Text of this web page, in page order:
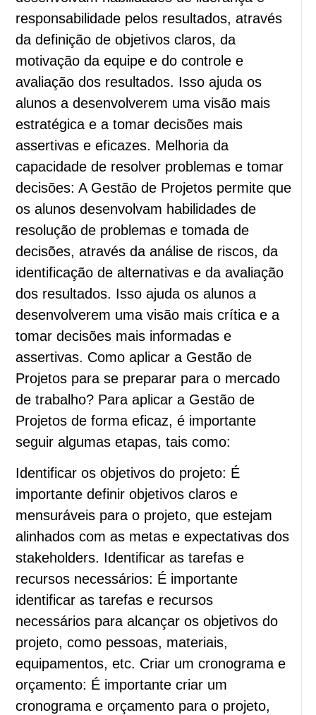
responsabilidade pelos resultados, através
da definição de objetivos claros, da
motivação da equipe e do controle e
avaliação dos resultados. Isso ajuda os
alunos a desenvolverem uma visão mais
estratégica e a tomar decisões mais
assertivas e eficazes. Melhoria da
capacidade de resolver problemas e tomar
decisões: A Gestão de Projetos permite que
os alunos desenvolvam habilidades de
resolução de problemas e tomada de
decisões, através da análise de riscos, da
identificação de alternativas e da avaliação
dos resultados. Isso ajuda os alunos a
desenvolverem uma visão mais crítica e a
tomar decisões mais informadas e
assertivas. Como aplicar a Gestão de
Projetos para se preparar para o mercado
de trabalho? Para aplicar a Gestão de
Projetos de forma eficaz, é importante
seguir algumas etapas, tais como:
Identificar os objetivos do projeto: É
importante definir objetivos claros e
mensuráveis para o projeto, que estejam
alinhados com as metas e expectativas dos
stakeholders. Identificar as tarefas e
recursos necessários: É importante
identificar as tarefas e recursos
necessários para alcançar os objetivos do
projeto, como pessoas, materiais,
equipamentos, etc. Criar um cronograma e
orçamento: É importante criar um
cronograma e orçamento para o projeto,